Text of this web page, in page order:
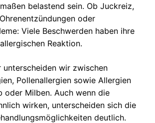
belastend sein. Ob Juckreiz,
oder
Viele Beschwerden haben ihre
Reaktion.
unterscheiden wir zwischen
Pollenallergien sowie Allergien
oder Milben. Auch wenn die
wirken, unterscheiden sich die
deutlich.